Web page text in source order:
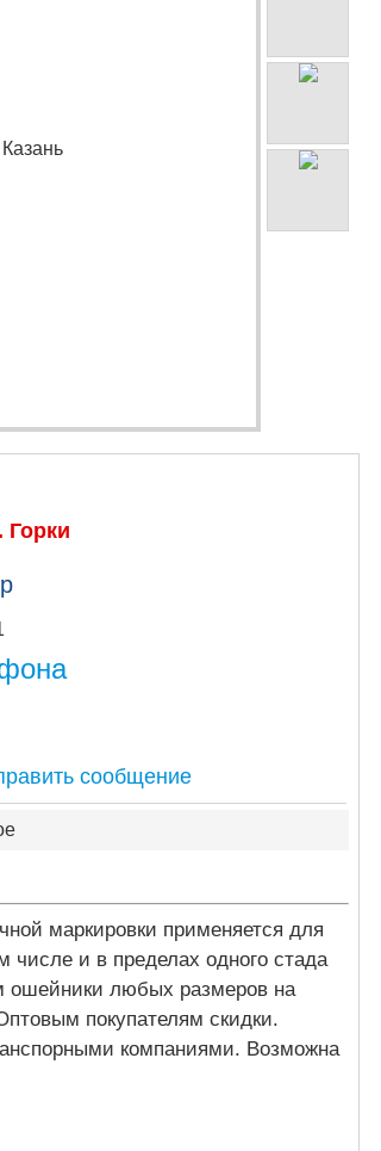
Горки
сообщение
маркировки применяется для
числе и в пределах одного стада
ошейники любых размеров на
покупателям скидки.
компаниями. Возможна